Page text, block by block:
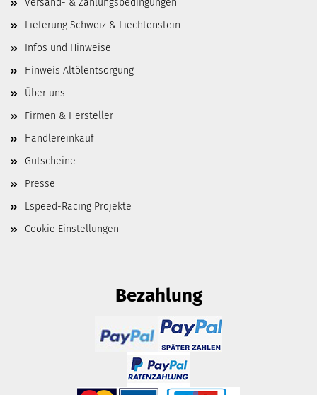
Lieferung Schweiz & Liechtenstein
Infos und Hinweise
Hinweis Altölentsorgung
Über uns
Firmen & Hersteller
Händlereinkauf
Gutscheine
Presse
Lspeed-Racing Projekte
Cookie Einstellungen
Bezahlung